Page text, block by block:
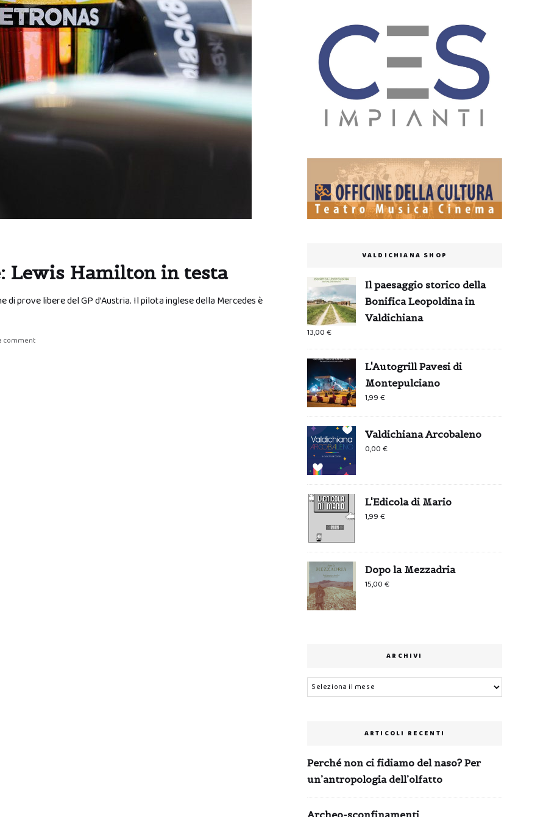
Lewis Hamilton in testa
prove libere del GP d’Austria. Il pilota inglese della Mercedes è
comment
VALDICHIANA SHOP
Il paesaggio storico della
Bonifica Leopoldina in
Valdichiana
13,00€
L'Autogrill Pavesi di
Montepulciano
1,99€
Valdichiana Arcobaleno
0,00€
L'Edicola di Mario
1,99€
Dopo la Mezzadria
15,00€
ARCHIVI
Archivi
ARTICOLI RECENTI
Perché non ci fidiamo del naso? Per
un’antropologia dell’olfatto
Archeo-sconfinamenti